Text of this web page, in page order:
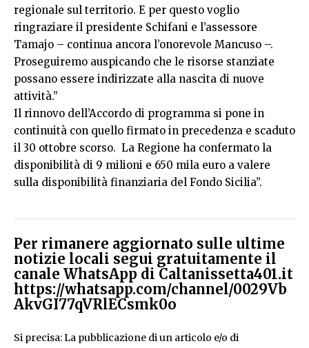
regionale sul territorio. E per questo voglio
ringraziare il presidente Schifani e l’assessore
Tamajo – continua ancora l’onorevole Mancuso –.
Proseguiremo auspicando che le risorse stanziate
possano essere indirizzate alla nascita di nuove
attività.”
Il rinnovo dell’Accordo di programma si pone in
continuità con quello firmato in precedenza e scaduto
il 30 ottobre scorso. La Regione ha confermato la
disponibilità di 9 milioni e 650 mila euro a valere
sulla disponibilità finanziaria del Fondo Sicilia”.
Per rimanere aggiornato sulle ultime
notizie locali segui gratuitamente il
canale WhatsApp di Caltanissetta401.it
https://whatsapp.com/channel/0029Vb
AkvGI77qVRlECsmk0o
Si precisa: La pubblicazione di un articolo e/o di